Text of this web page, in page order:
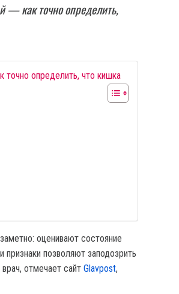
— как точно определить,
точно определить, что кишка
оценивают состояние
позволяют заподозрить
отмечает сайт Glavpost,